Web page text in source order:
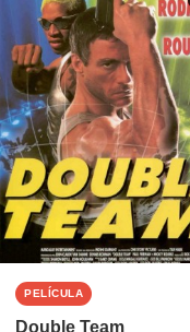
PELÍCULA
Double Team